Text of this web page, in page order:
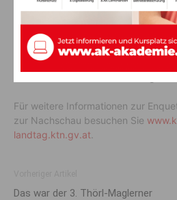
LandtagspräsidentReinhart Rohr
Themas und begrüßte die
Für weitere Informationen zur
zur Nachschau besuchen Sie
landtag.ktn.gv.at
Das war der 3. Thörl-Maglerner